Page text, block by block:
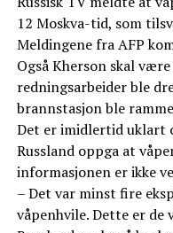
12 Moskva-tid, som
Meldingene fra AFP
Også Kherson skal
redningsarbeider ble
brannstasjon ble
Det er imidlertid uklart
Russland oppga at
informasjonen er ikke
– Det var minst fire
våpenhvile. Dette er de